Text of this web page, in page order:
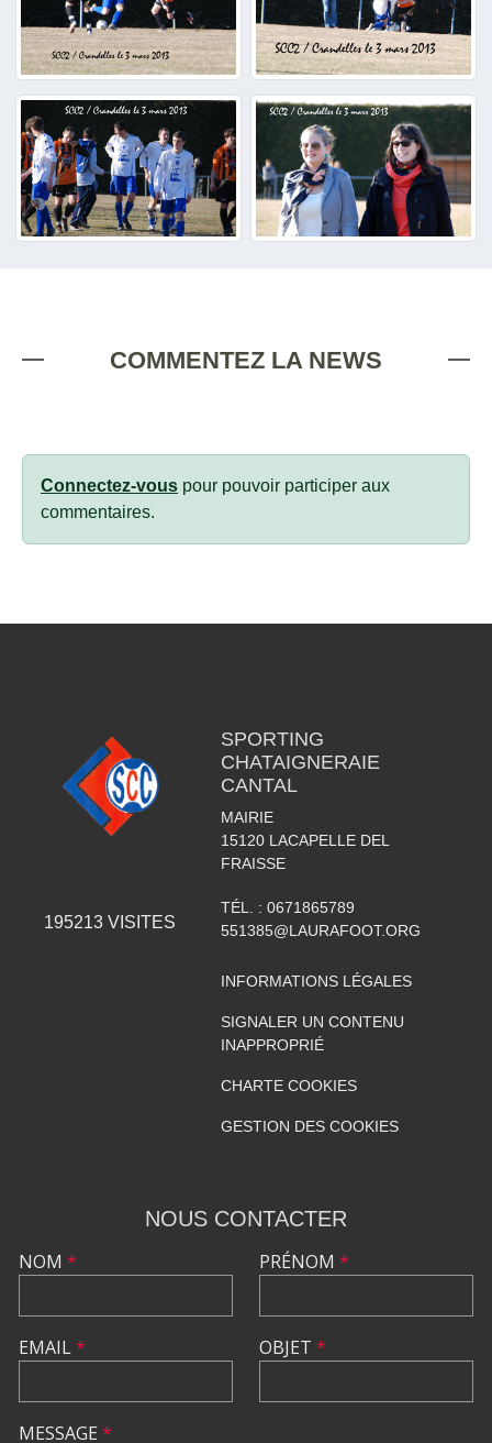
COMMENTEZ LA NEWS
Connectez-vous pour pouvoir participer aux
commentaires.
195213 VISITES
SPORTING
CHATAIGNERAIE
CANTAL
MAIRIE
15120 LACAPELLE DEL
FRAISSE
TÉL. : 0671865789
551385@LAURAFOOT.ORG
INFORMATIONS LÉGALES
SIGNALER UN CONTENU
INAPPROPRIÉ
CHARTE COOKIES
GESTION DES COOKIES
NOUS CONTACTER
NOM *
EMAIL*
PRÉNOM *
OBJET *
MESSAGE *